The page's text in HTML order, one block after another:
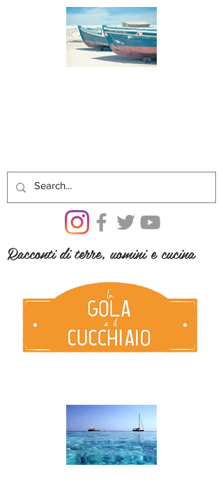
Racconti di terre, uomini e cucina